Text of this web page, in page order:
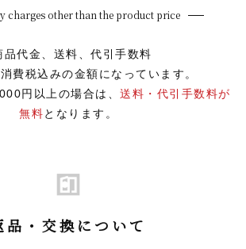
charges other than the product price
品代金、送料、代引手数料
費税込みの金額になっています。
円以上の場合は、送料・代引手数料が
無料となります。
品・交換について